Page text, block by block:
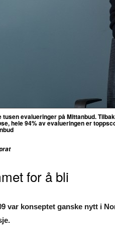
evalueringer på Mittanbud.
hele 94% av evalueringen er
for å bli
var konseptet ganske nytt i